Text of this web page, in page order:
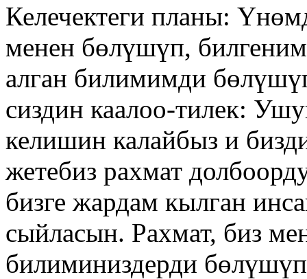
Келечектеги планы:
менен бөлүшүп,
алган билимимди
сиздин каалоо-тилек:
келишин калайбыз и
жетебиз рахмат
бизге жардам кылган
сыйласын. Рахмат, биз
билиминиздерди